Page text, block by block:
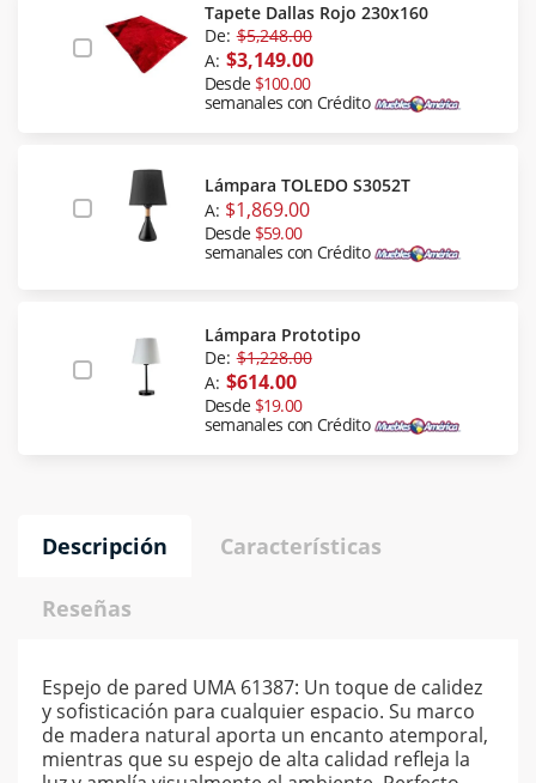
Tapete Dallas Rojo 230x160
De: $5,248.00
A: $3,149.00
Desde $100.00
semanales con Crédito
Lámpara TOLEDO S3052T
A: $1,869.00
Desde $59.00
semanales con Crédito
Lámpara Prototipo
De: $1,228.00
A: $614.00
Desde $19.00
semanales con Crédito
Descripción Características
Reseñas
Espejo de pared UMA 61387: Un toque de calidez
y sofisticación para cualquier espacio. Su marco
de madera natural aporta un encanto atemporal,
mientras que su espejo de alta calidad refleja la